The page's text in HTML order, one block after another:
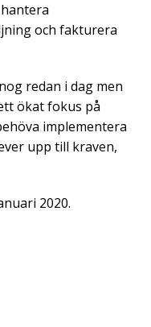
och fakturera
redan i dag men
ökat fokus på
implementera
upp till kraven,
2020.